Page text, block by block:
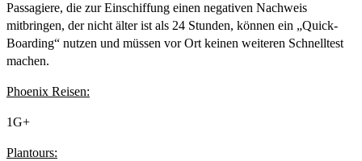
Passagiere, die zur Einschiffung einen negativen Nachweis
mitbringen, der nicht älter ist als 24 Stunden, können ein „Quick-
Boarding“ nutzen und müssen vor Ort keinen weiteren Schnelltest
machen.
Phoenix Reisen:
1G+
Plantours: